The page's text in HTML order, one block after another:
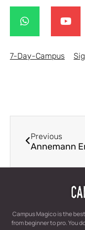
7-Day-Campus
Previous
Annemann
Campus Magico is the
from beginner to pro. You